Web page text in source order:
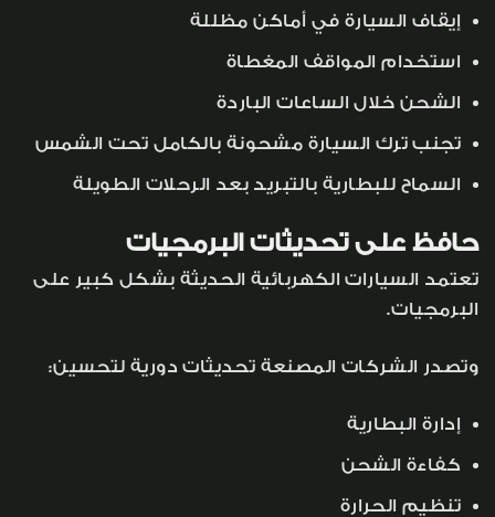
إيقاف السيارة في أماكن مظللة
استخدام المواقف المغطاة
الشحن خلال الساعات الباردة
تجنب ترك السيارة مشحونة بالكامل تحت الشمس
السماح للبطارية بالتبريد بعد الرحلات الطويلة
حافظ على تحديثات البرمجيات
تعتمد السيارات الكهربائية الحديثة بشكل كبير على
البرمجيات.
وتصدر الشركات المصنعة تحديثات دورية لتحسين:
إدارة البطارية
كفاءة الشحن
تنظيم الحرارة